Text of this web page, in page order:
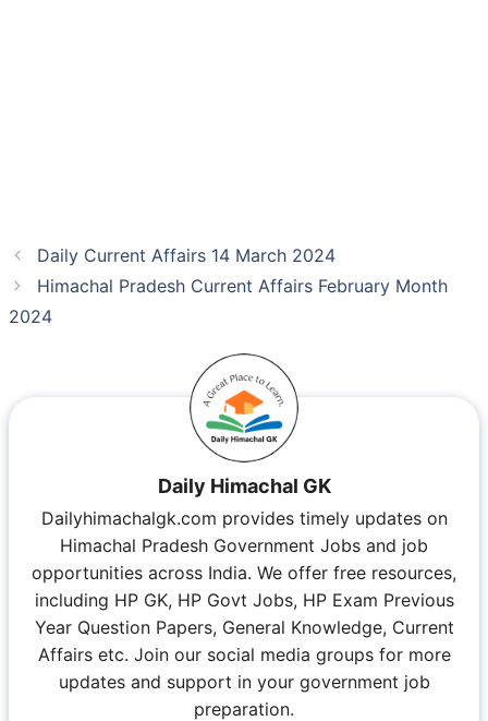
Daily Current Affairs 14 March 2024
Himachal Pradesh Current Affairs February Month
2024
Daily Himachal GK
Dailyhimachalgk.com provides timely updates on
Himachal Pradesh Government Jobs and job
opportunities across India. We offer free resources,
including HP GK, HP Govt Jobs, HP Exam Previous
Year Question Papers, General Knowledge, Current
Affairs etc. Join our social media groups for more
updates and support in your government job
preparation.